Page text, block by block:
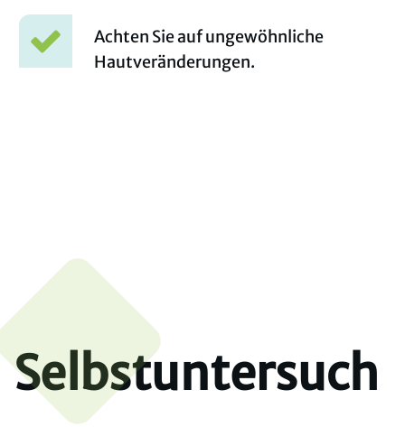
Achten Sie auf ungewöhnliche
Hautveränderungen.
Selbstuntersuch